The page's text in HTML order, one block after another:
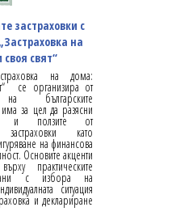
застраховки с
на
свят“
на дома:
се организира от
на българските
има за цел да разясни
и ползите от
застраховки като
на финансова
Основите акценти
практическите
с избора на
ситуация
и деклариране